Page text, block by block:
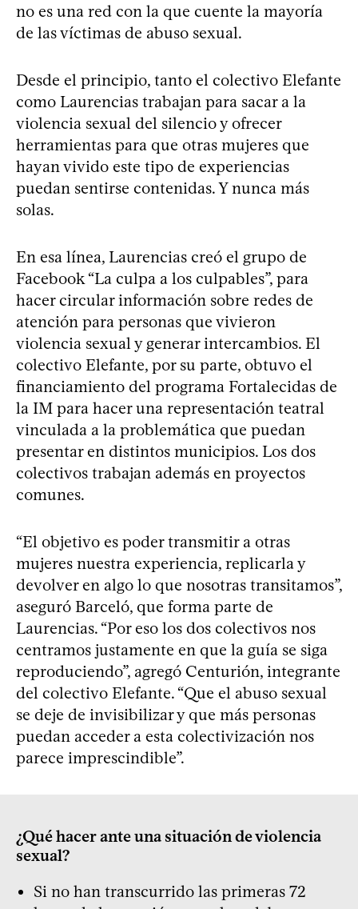
no es una red con la que cuente la mayoría
de las víctimas de abuso sexual.
Desde el principio, tanto el colectivo Elefante
como Laurencias trabajan para sacar a la
violencia sexual del silencio y ofrecer
herramientas para que otras mujeres que
hayan vivido este tipo de experiencias
puedan sentirse contenidas. Y nunca más
solas.
En esa línea, Laurencias creó el grupo de
Facebook “La culpa a los culpables”, para
hacer circular información sobre redes de
atención para personas que vivieron
violencia sexual y generar intercambios. El
colectivo Elefante, por su parte, obtuvo el
financiamiento del programa Fortalecidas de
la IM para hacer una representación teatral
vinculada a la problemática que puedan
presentar en distintos municipios. Los dos
colectivos trabajan además en proyectos
comunes.
“El objetivo es poder transmitir a otras
mujeres nuestra experiencia, replicarla y
devolver en algo lo que nosotras transitamos”,
aseguró Barceló, que forma parte de
Laurencias. “Por eso los dos colectivos nos
centramos justamente en que la guía se siga
reproduciendo”, agregó Centurión, integrante
del colectivo Elefante. “Que el abuso sexual
se deje de invisibilizar y que más personas
puedan acceder a esta colectivización nos
parece imprescindible”.
¿Qué hacer ante una situación de violencia
sexual?
Si no han transcurrido las primeras 72